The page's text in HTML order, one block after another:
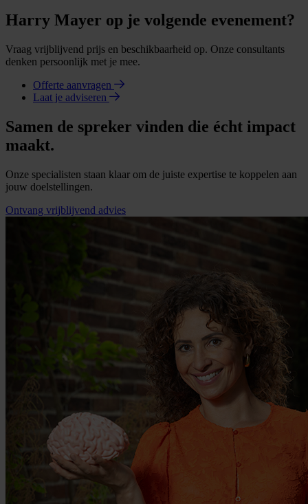
Harry Mayer op je volgende evenement?
Vraag vrijblijvend prijs en beschikbaarheid op. Onze consultants
denken persoonlijk met je mee.
Offerte aanvragen
Laat je adviseren
Samen de spreker vinden die écht impact
maakt.
Onze specialisten staan klaar om de juiste expertise te koppelen aan
jouw doelstellingen.
Ontvang vrijblijvend advies